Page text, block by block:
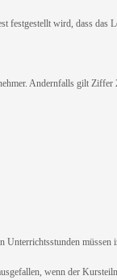
festgestellt wird, dass das
Andernfalls gilt Ziffer
müssen
wenn der